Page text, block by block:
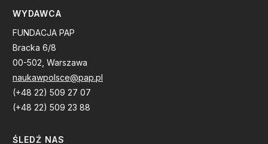
WYDAWCA
FUNDACJA PAP
Bracka 6/8
00-502, Warszawa
naukawpolsce@pap.pl
(+48 22) 509 27 07
(+48 22) 509 23 88
ŚLEDŹ NAS